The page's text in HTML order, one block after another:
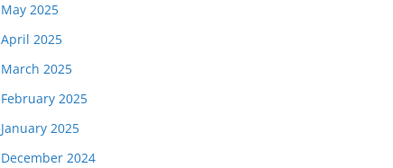
May 2025
April 2025
March 2025
February 2025
January 2025
December 2024